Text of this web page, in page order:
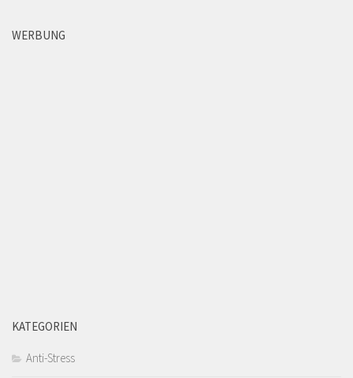
WERBUNG
KATEGORIEN
Anti-Stress